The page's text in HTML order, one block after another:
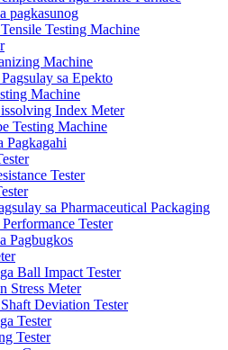
pagkasunog
Testing Machine
Machine
sa Epekto
Machine
Index Meter
Testing Machine
Pagkagahi
Tester
sa Pharmaceutical Packaging
Tester
Pagbugkos
Ball Impact Tester
Stress Meter
Deviation Tester
Tester
Tester